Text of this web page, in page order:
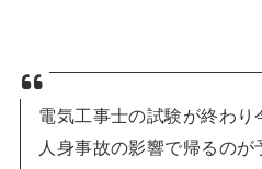
電気工事士の試験が終わり
人身事故の影響で帰るの